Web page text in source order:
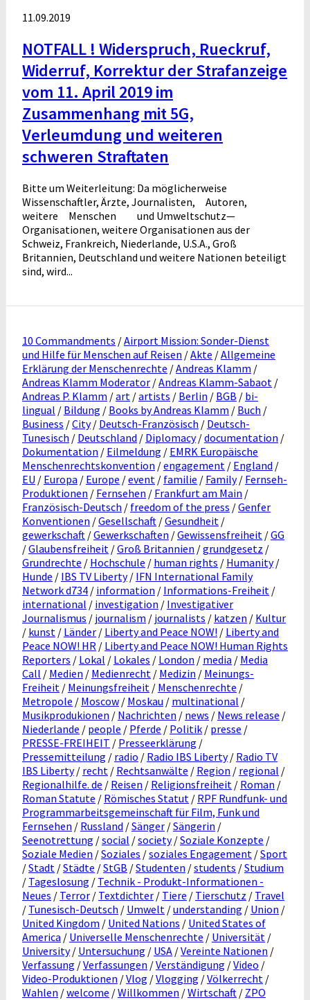
11.09.2019
NOTFALL ! Widerspruch, Rueckruf,
Widerruf, Korrektur der Strafanzeige
vom 11. April 2019 im
Zusammenhang mit 5G,
Verleumdung und weiteren
schweren Straftaten
Bitte um Weiterleitung: Da möglicherweise
Wissenschaftler, Ärzte, Journalisten, Autoren,
weitere Menschen und Umweltschutz—
Organisationen, weitere Organisationen aus der
Schweiz, Frankreich, Niederlande, U.S.A., Groß
Britannien, Deutschland und weitere Nationen beteiligt
sind, wird...
10 Commandments /Airport Mission: Sonder-Dienst
und Hilfe für Menschen auf Reisen /Akte /Allgemeine
Erklärung der Menschenrechte /Andreas Klamm /
Andreas Klamm Moderator /Andreas Klamm-Sabaot /
Andreas P. Klamm /art /artists / Berlin / BGB / bi-
lingual / Bildung / Books by Andreas Klamm / Buch /
Business /City/ Deutsch-Französisch / Deutsch-
Tunesisch / Deutschland / Diplomacy/documentation /
Dokumentation / Eilmeldung / EMRK Europäische
Menschenrechtskonvention /engagement / England /
EU / Europa / Europe /event / familie / Family/ Fernseh-
Produktionen / Fernsehen / Frankfurt am Main /
Französisch-Deutsch / freedom of the press /Genfer
Konventionen /Gesellschaft /Gesundheit /
gewerkschaft /Gewerkschaften /Gewissensfreiheit /GG
/Glaubensfreiheit /Groß Britannien /grundgesetz /
Grundrechte / Hochschule / human rights / Humanity/
Hunde / IBS TV Liberty/ IFN International Family
Network d734 / information / Informations-Freiheit /
international / investigation / Investigativer
Journalismus / journalism / journalists / katzen / Kultur
/ kunst / Länder / Liberty and Peace NOW! / Liberty and
Peace NOW! HR / Liberty and Peace NOW! Human Rights
Reporters / Lokal / Lokales / London / media / Media
Call / Medien / Medienrecht / Medizin / Meinungs-
Freiheit / Meinungsfreiheit / Menschenrechte /
Metropole / Moscow / Moskau / multinational /
Musikprodukionen / Nachrichten / news / News release /
Niederlande / people / Pferde / Politik / presse /
PRESSE-FREIHEIT / Presseerklärung /
Pressemitteilung / radio / Radio IBS Liberty/ Radio TV
IBS Liberty/ recht / Rechtsanwälte / Region / regional /
Regionalhilfe. de / Reisen / Religionsfreiheit / Roman /
Roman Statute / Römisches Statut / RPF Rundfunk- und
Programmarbeitsgemeinschaft für Film, Funk und
Fernsehen / Russland /Sänger /Sängerin /
Seenotrettung /social /society/Soziale Konzepte /
Soziale Medien /Soziales /soziales Engagement /Sport
/Stadt /Städte /StGB /Studenten /students /Studium
/ Tageslosung / Technik - Produkt-Informationen -
Neues / Terror / Textdichter / Tiere / Tierschutz / Travel
/ Tunesisch-Deutsch / Umwelt /understanding / Union /
United Kingdom / United Nations / United States of
America / Universelle Menschenrechte / Universität /
University/ Untersuchung / USA /Vereinte Nationen /
Verfassung /Verfassungen /Verständigung /Video /
Video-Produktionen /Vlog /Vlogging /Völkerrecht /
Wahlen /welcome /Willkommen /Wirtschaft / ZPO